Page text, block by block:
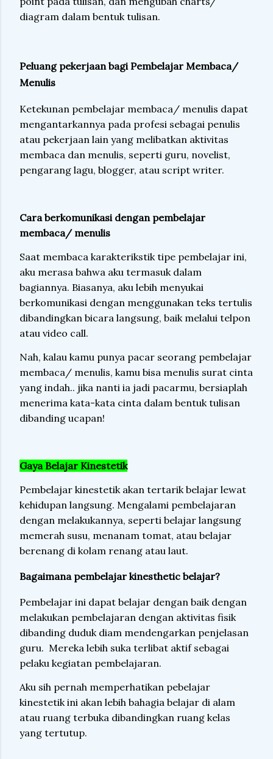
diagram dalam bentuk tulisan.
Peluang pekerjaan bagi Pembelajar Membaca/
Menulis
Ketekunan pembelajar membaca/ menulis dapat
mengantarkannya pada profesi sebagai penulis
atau pekerjaan lain yang melibatkan aktivitas
membaca dan menulis, seperti guru, novelist,
pengarang lagu, blogger, atau script writer.
Cara berkomunikasi dengan pembelajar
membaca/ menulis
Saat membaca karakterikstik tipe pembelajar ini,
aku merasa bahwa aku termasuk dalam
bagiannya. Biasanya, aku lebih menyukai
berkomunikasi dengan menggunakan teks tertulis
dibandingkan bicara langsung, baik melalui telpon
atau video call.
Nah, kalau kamu punya pacar seorang pembelajar
membaca/ menulis, kamu bisa menulis surat cinta
yang indah.. jika nanti ia jadi pacarmu, bersiaplah
menerima kata-kata cinta dalam bentuk tulisan
dibanding ucapan!
Gaya Belajar Kinestetik
Pembelajar kinestetik akan tertarik belajar lewat
kehidupan langsung. Mengalami pembelajaran
dengan melakukannya, seperti belajar langsung
memerah susu, menanam tomat, atau belajar
berenang di kolam renang atau laut.
Bagaimana pembelajar kinesthetic belajar?
Pembelajar ini dapat belajar dengan baik dengan
melakukan pembelajaran dengan aktivitas fisik
dibanding duduk diam mendengarkan penjelasan
guru. Mereka lebih suka terlibat aktif sebagai
pelaku kegiatan pembelajaran.
Aku sih pernah memperhatikan pebelajar
kinestetik ini akan lebih bahagia belajar di alam
atau ruang terbuka dibandingkan ruang kelas
yang tertutup.